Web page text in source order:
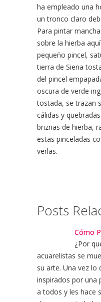
ha empleado una
un tronco claro
Para pintar
sobre la hierba
pequeño pincel,
tierra de Siena
del pincel
oscura de verde
tostada, se trazan
cálidas y
briznas de hierba,
estas pinceladas
verlas.
Posts
Cómo
¿Por
acuarelistas se
su arte. Una vez lo
inspirados por una
a todos y les hace